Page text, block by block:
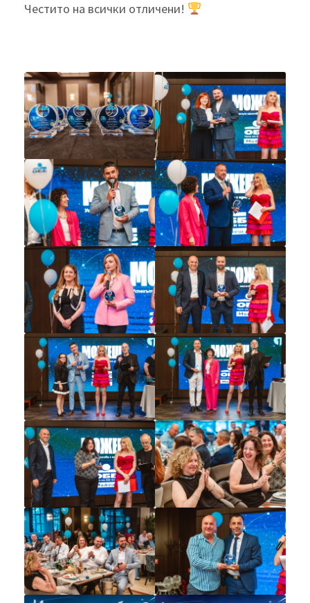
Честито на всички отличени!